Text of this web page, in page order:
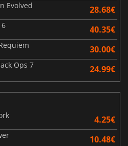
Evolved 28.68€
40.35€
30.00€
Ops 7 24.99€
4.25€
10.48€